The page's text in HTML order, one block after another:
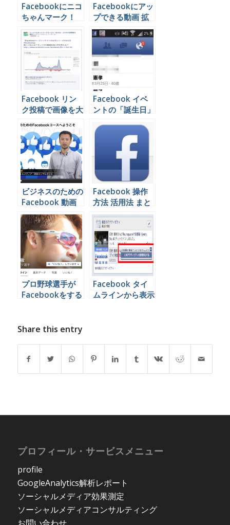
Facebookにニコ
ちゃんマーク！
iPhone Android
スマホでも使えま
す
Facebookにアッ
プできる動画 拡
張子の種類
Facebook リン
ク投稿で画像を大
法
Facebook イベ
ントの「誕生日」
せない方法
ビジネスのための
Facebook 動画
（企業向け）
Facebook 操作
方法 活用法 まと
め
プロ野球選手が
Facebookをする
Facebook タイ
ムラインから表示
Share this entry
プロフィール・サービスメニュー
profile
GoogleAnalytics解析レポート
ソーシャルメディア効果測定
ソーシャルメディアコンサルティング